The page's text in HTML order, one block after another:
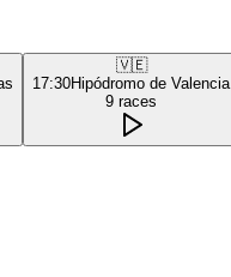
🇻🇪
17:30Hipódromo de Valencia
9 races